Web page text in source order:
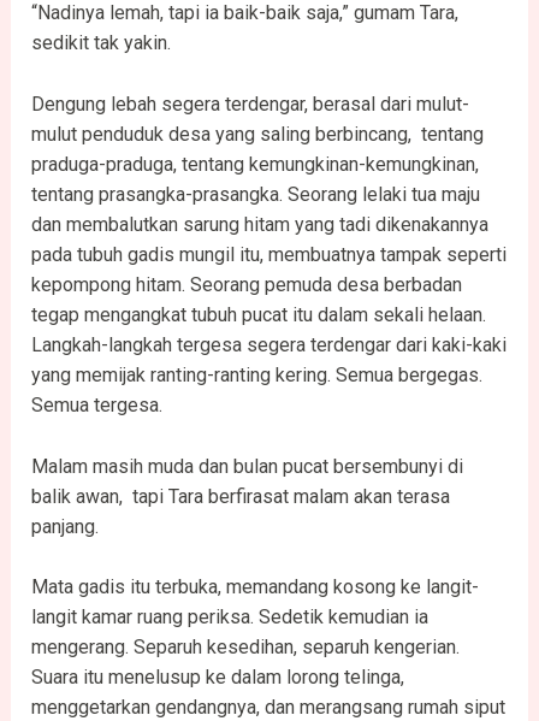
“Nadinya lemah, tapi ia baik-baik saja,” gumam Tara,
sedikit tak yakin.
Dengung lebah segera terdengar, berasal dari mulut-
mulut penduduk desa yang saling berbincang, tentang
praduga-praduga, tentang kemungkinan-kemungkinan,
tentang prasangka-prasangka. Seorang lelaki tua maju
dan membalutkan sarung hitam yang tadi dikenakannya
pada tubuh gadis mungil itu, membuatnya tampak seperti
kepompong hitam. Seorang pemuda desa berbadan
tegap mengangkat tubuh pucat itu dalam sekali helaan.
Langkah-langkah tergesa segera terdengar dari kaki-kaki
yang memijak ranting-ranting kering. Semua bergegas.
Semua tergesa.
Malam masih muda dan bulan pucat bersembunyi di
balik awan, tapi Tara berfirasat malam akan terasa
panjang.
Mata gadis itu terbuka, memandang kosong ke langit-
langit kamar ruang periksa. Sedetik kemudian ia
mengerang. Separuh kesedihan, separuh kengerian.
Suara itu menelusup ke dalam lorong telinga,
menggetarkan gendangnya, dan merangsang rumah siput